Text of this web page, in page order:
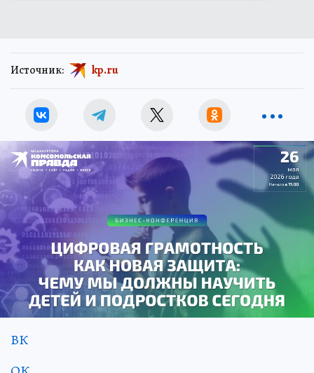
Источник: kp.ru
ВК